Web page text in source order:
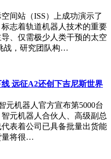
间站（ISS）上成功演示了
志着轨道机器人技术的重要
、仅需极少人类干预的太空
战，研究团队构…
远征A2还创下吉尼斯世界
元机器人官方宣布第5000台
元机器人合伙人、高级副总
表着公司已具备批量出货能
量将很…